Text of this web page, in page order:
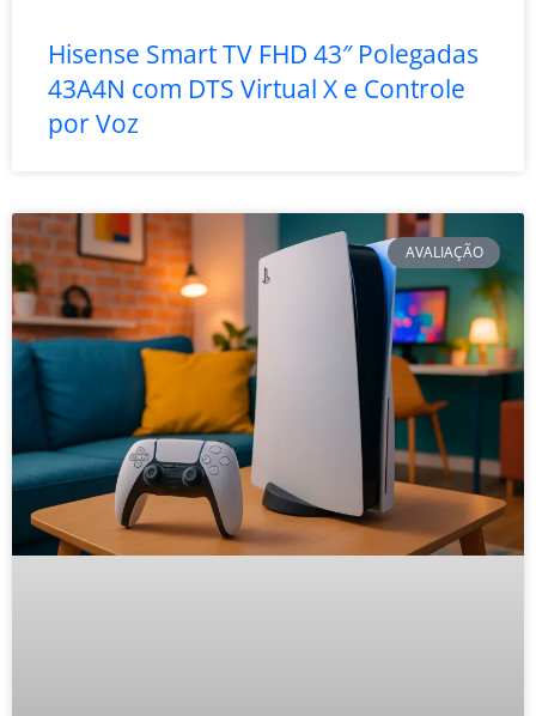
Hisense Smart TV FHD 43″ Polegadas
43A4N com DTS Virtual X e Controle
por Voz
AVALIAÇÃO